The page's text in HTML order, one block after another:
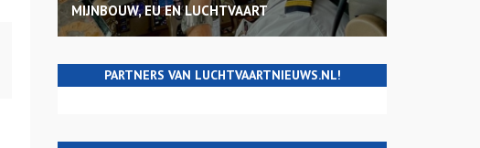
MIJNBOUW, EU EN LUCHTVAART
PARTNERS VAN LUCHTVAARTNIEUWS.NL!